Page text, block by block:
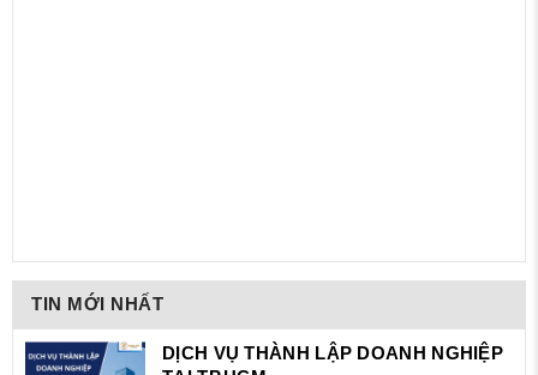
TIN MỚI NHẤT
DỊCH VỤ THÀNH LẬP DOANH NGHIỆP